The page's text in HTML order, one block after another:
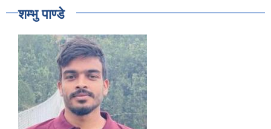
शम्भु पाण्डे